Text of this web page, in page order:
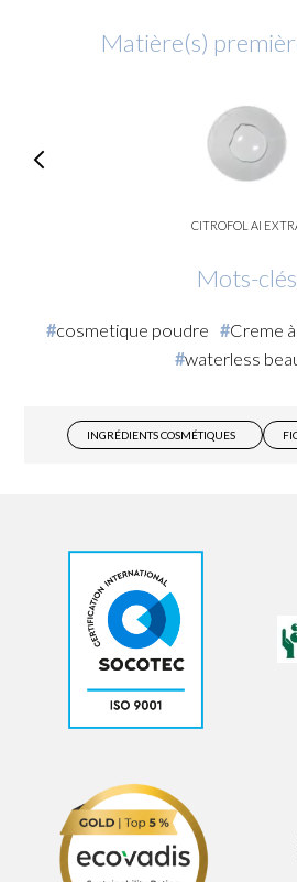
Matière(s)
CITROFOL AI
Mots-clés
cosmetique poudre Creme
waterless
INGRÉDIENTS COSMÉTIQUES